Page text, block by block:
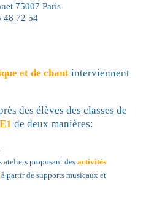
75007 Paris
48 72 54
et de chant interviennent
des élèves des classes de
de deux manières:
proposant des activités
à partir de supports musicaux et